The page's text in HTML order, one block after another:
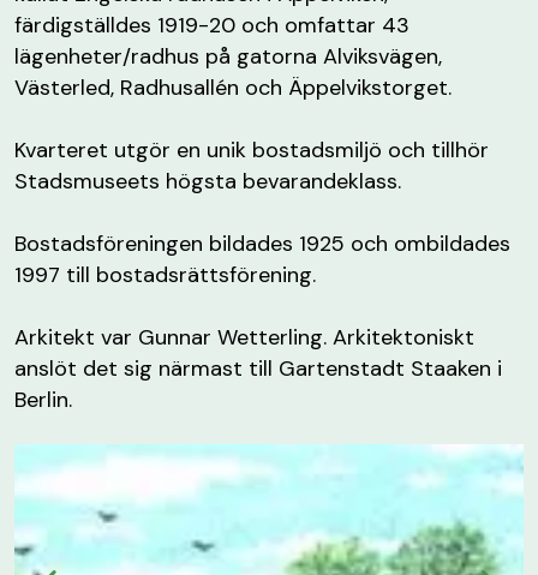
färdigställdes 1919-20 och omfattar 43
lägenheter/radhus på gatorna Alviksvägen,
Västerled, Radhusallén och Äppelvikstorget.
Kvarteret utgör en unik bostadsmiljö och tillhör
Stadsmuseets högsta bevarandeklass.
Bostadsföreningen bildades 1925 och ombildades
1997 till bostadsrättsförening.
Arkitekt var Gunnar Wetterling. Arkitektoniskt
anslöt det sig närmast till Gartenstadt Staaken i
Berlin.